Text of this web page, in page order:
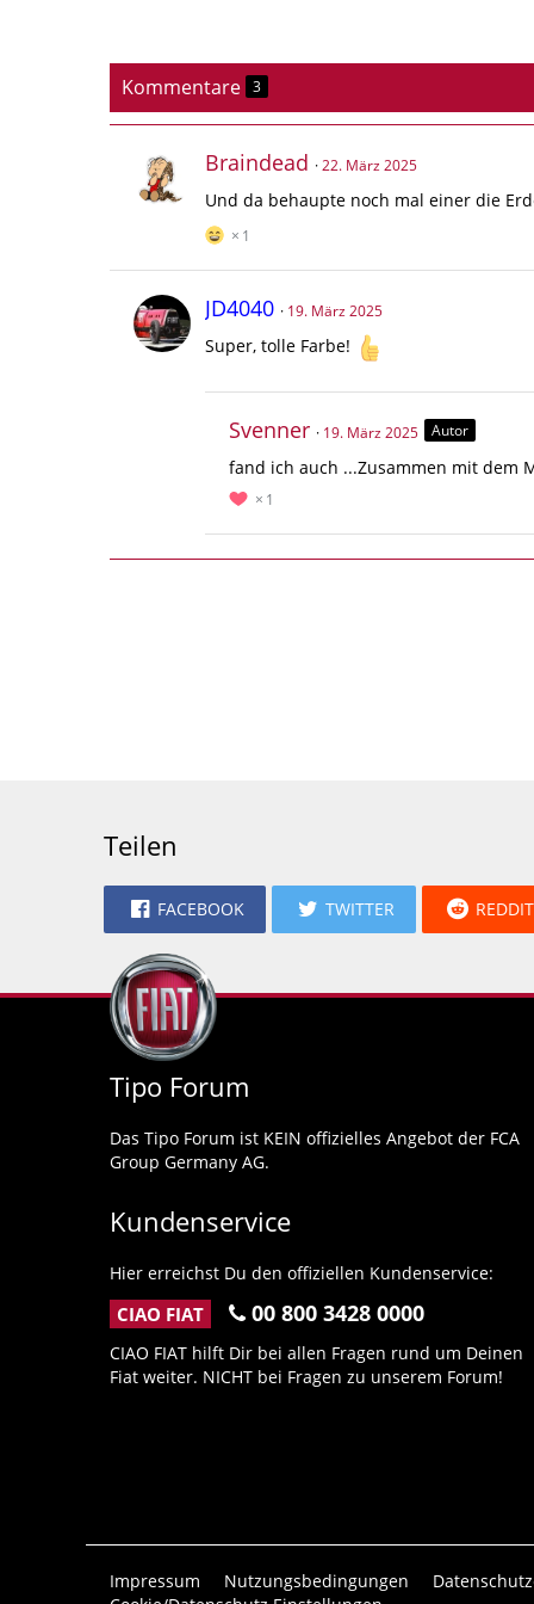
Kommentare 3
Braindead 22. März 2025
Und da behaupte noch mal einer die
1
JD4040 19. März 2025
Super, tolle Farbe!
Svenner 19. März 2025 Autor
fand ich auch ...Zusammen mit dem
1
Teilen
FACEBOOK TWITTER REDDIT
Tipo Forum
Das Tipo Forum ist KEIN offizielles Angebot der FCA
Group Germany AG.
Kundenservice
Hier erreichst Du den offiziellen Kundenservice:
CIAO FIAT 00 800 3428 0000
CIAO FIAT hilft Dir bei allen Fragen rund um Deinen
Fiat weiter. NICHT bei Fragen zu unserem Forum!
Impressum Nutzungsbedingungen